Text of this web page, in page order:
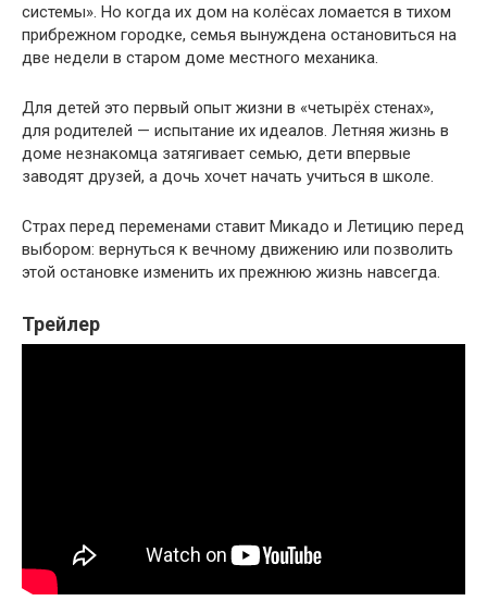
системы». Но когда их дом на колёсах ломается в тихом
прибрежном городке, семья вынуждена остановиться на
две недели в старом доме местного механика.
Для детей это первый опыт жизни в «четырёх стенах»,
для родителей — испытание их идеалов. Летняя жизнь в
доме незнакомца затягивает семью, дети впервые
заводят друзей, а дочь хочет начать учиться в школе.
Страх перед переменами ставит Микадо и Летицию перед
выбором: вернуться к вечному движению или позволить
этой остановке изменить их прежнюю жизнь навсегда.
Трейлер